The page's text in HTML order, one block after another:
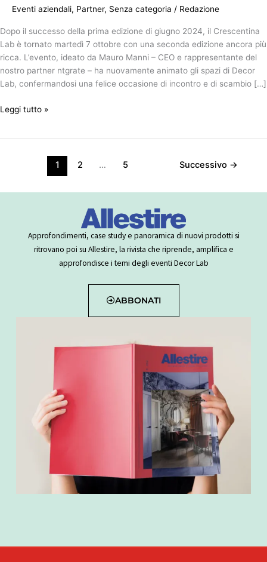
Eventi aziendali, Partner, Senza categoria / Redazione
Dopo il successo della prima edizione di giugno 2024, il Crescentina
Lab è tornato martedì 7 ottobre con una seconda edizione ancora più
ricca. L’evento, ideato da Mauro Manni – CEO e rappresentante del
nostro partner ntgrate – ha nuovamente animato gli spazi di Decor
Lab, confermandosi una felice occasione di incontro e di scambio […]
Leggi tutto »
1 2 … 5 Successivo →
Approfondimenti, case study e panoramica di nuovi prodotti si
ritrovano poi su Allestire, la rivista che riprende, amplifica e
approfondisce i temi degli eventi Decor Lab
ABBONATI